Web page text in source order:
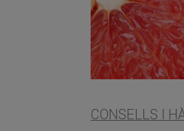
CONSELLS I